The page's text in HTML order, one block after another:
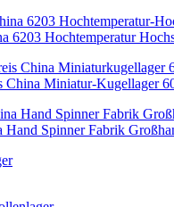
6203 Hochtemperatur
China Miniatur-Kugellager
Hand Spinner Fabrik